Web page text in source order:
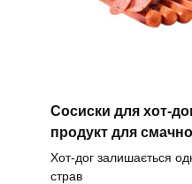
Сосиски для хот-
продукт для
Хот-дог залишається
страв